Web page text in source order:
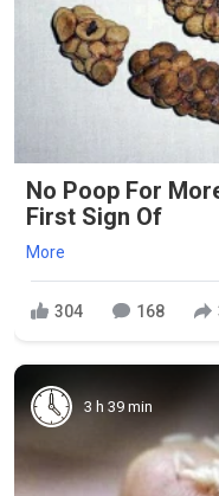
No Poop For
First Sign Of
More
304 168
3 h 39 min